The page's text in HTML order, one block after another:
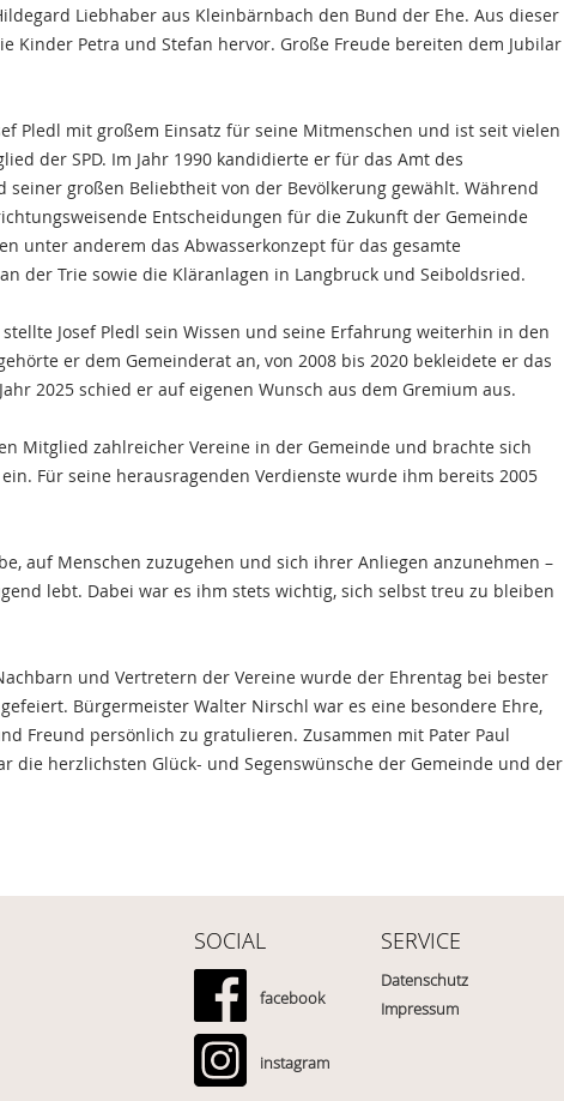
Liebhaber aus Kleinbärnbach den Bund der Ehe. Aus dieser
Kinder Petra und Stefan hervor. Große Freude bereiten dem Jubilar
Pledl mit großem Einsatz für seine Mitmenschen und ist seit vielen
der SPD. Im Jahr 1990 kandidierte er für das Amt des
großen Beliebtheit von der Bevölkerung gewählt. Während
Entscheidungen für die Zukunft der Gemeinde
unter anderem das Abwasserkonzept für das gesamte
der Trie sowie die Kläranlagen in Langbruck und Seiboldsried.
Josef Pledl sein Wissen und seine Erfahrung weiterhin in den
er dem Gemeinderat an, von 2008 bis 2020 bekleidete er das
2025 schied er auf eigenen Wunsch aus dem Gremium aus.
Mitglied zahlreicher Vereine in der Gemeinde und brachte sich
Für seine herausragenden Verdienste wurde ihm bereits 2005
auf Menschen zuzugehen und sich ihrer Anliegen anzunehmen –
lebt. Dabei war es ihm stets wichtig, sich selbst treu zu bleiben
und Vertretern der Vereine wurde der Ehrentag bei bester
Bürgermeister Walter Nirschl war es eine besondere Ehre,
Freund persönlich zu gratulieren. Zusammen mit Pater Paul
die herzlichsten Glück- und Segenswünsche der Gemeinde und der
SOCIAL
facebook
instagram
SERVICE
Datenschutz
Impressum